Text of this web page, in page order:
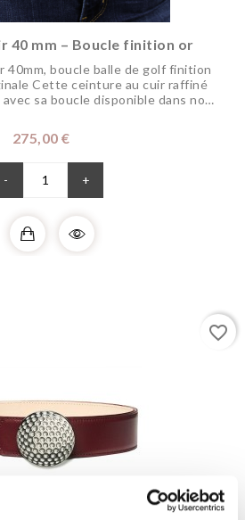
40 mm – Boucle finition or
40mm, boucle balle de golf finition
raffiné
sa boucle disponible dans nos
extérieur pour la pratique du golf,
utilisons un cuir de...
275,00 €
- +
favorite_border